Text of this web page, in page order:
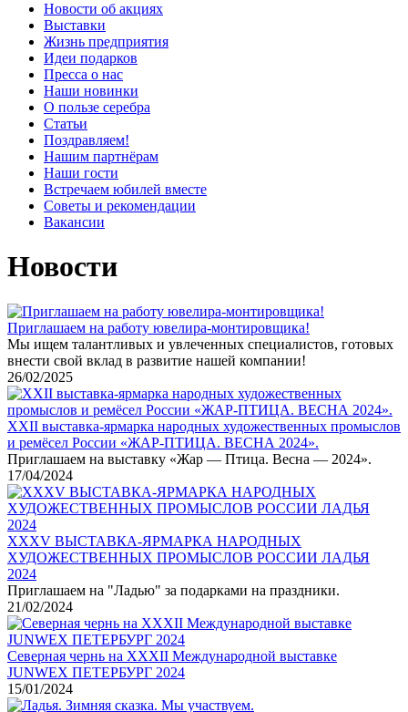
Новости об акциях
Выставки
Жизнь предприятия
Идеи подарков
Пресса о нас
Наши новинки
О пользе серебра
Статьи
Поздравляем!
Нашим партнёрам
Наши гости
Встречаем юбилей вместе
Советы и рекомендации
Вакансии
Новости
Приглашаем на работу ювелира-монтировщика!
Мы ищем талантливых и увлеченных специалистов, готовых
внести свой вклад в развитие нашей компании!
26/02/2025
XXII выставка-ярмарка народных художественных промыслов
и ремёсел России «ЖАР-ПТИЦА. ВЕСНА 2024».
Приглашаем на выставку «Жар — Птица. Весна — 2024».
17/04/2024
XXХV ВЫСТАВКА-ЯРМАРКА НАРОДНЫХ
ХУДОЖЕСТВЕННЫХ ПРОМЫСЛОВ РОССИИ ЛАДЬЯ
2024
Приглашаем на "Ладью" за подарками на праздники.
21/02/2024
Северная чернь на XXXII Международной выставке
JUNWEX ПЕТЕРБУРГ 2024
15/01/2024